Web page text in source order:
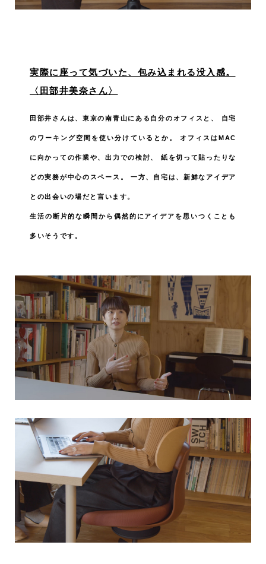
実際に座って気づいた、包み込まれる没入感。
〈田部井美奈さん〉
田部井さんは、東京の南青山にある自分のオフィスと、 自宅
のワーキング空間を使い分けているとか。 オフィスはMAC
に向かっての作業や、出力での検討、 紙を切って貼ったりな
どの実務が中心のスペース。 一方、自宅は、新鮮なアイデア
との出会いの場だと言います。
生活の断片的な瞬間から偶然的にアイデアを思いつくことも
多いそうです。